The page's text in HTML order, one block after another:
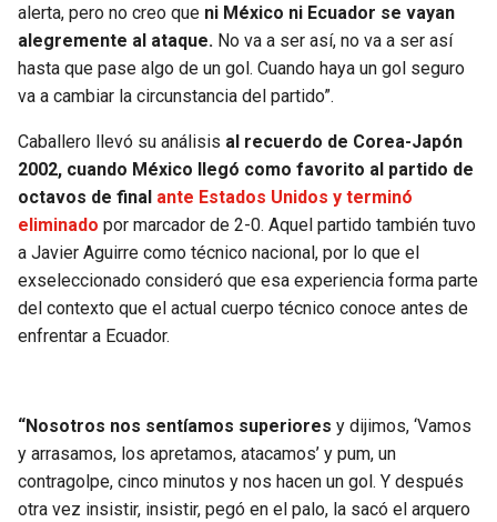
alerta, pero no creo que ni México ni Ecuador se vayan
alegremente al ataque. No va a ser así, no va a ser así
hasta que pase algo de un gol. Cuando haya un gol seguro
va a cambiar la circunstancia del partido”.
Caballero llevó su análisis al recuerdo de Corea-Japón
2002, cuando México llegó como favorito al partido de
octavos de final ante Estados Unidos y terminó
eliminado por marcador de 2-0. Aquel partido también tuvo
a Javier Aguirre como técnico nacional, por lo que el
exseleccionado consideró que esa experiencia forma parte
del contexto que el actual cuerpo técnico conoce antes de
enfrentar a Ecuador.
“Nosotros nos sentíamos superiores y dijimos, ‘Vamos
y arrasamos, los apretamos, atacamos’ y pum, un
contragolpe, cinco minutos y nos hacen un gol. Y después
otra vez insistir, insistir, pegó en el palo, la sacó el arquero